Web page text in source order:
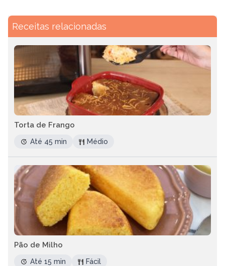
Receitas relacionadas
Torta de Frango
Até 45 min Médio
Pão de Milho
Até 15 min Fácil